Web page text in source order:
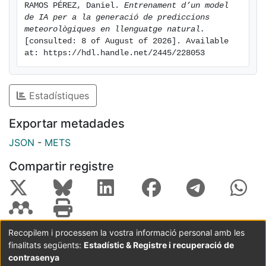
de llenguatge adaptats per a la predicció
meteorològica, ressaltant avantatges com
l’automatització de la redacció, la personalització de
butlletins i l’estalvi de temps als meteoròlegs, al mateix
temps que es manté un nivell de precisió adequat per
a aplicacions pràctiques.
implementation, and evaluation of an automated
weather bulletin generation system powered by
language model fine-tuned with the LoRA technique.
The process begins with the collection and
preprocessing of weather data provided by
Troposferica—temperature, humidity, precipitation,
and feature selection. Next, Qwen2-LoRA is trained to
generate textual descriptions of future meteorological
RAMOS PÉREZ, Daniel. Entrenament d’un model
de IA per a la generació de prediccions
meteorològiques en llenguatge natural.
[consulted: 8 of August of 2026]. Available
at: https://hdl.handle.net/2445/228053
Estadístiques
Exportar metadades
JSON - METS
Compartir registre
Coordinació:CRAI UB Avís legal
Metadades
subjectes a:
Recopilem i processem la vostra informació personal amb les
finalitats següents: Estadístic & Registre i recuperació de
contrasenya